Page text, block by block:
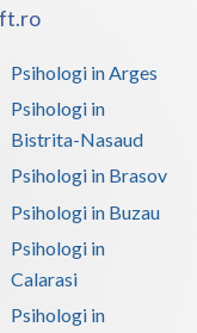
Psihologi in Arges
Psihologi in
Bistrita-Nasaud
Psihologi in Brasov
Psihologi in Buzau
Psihologi in
Calarasi
Psihologi in